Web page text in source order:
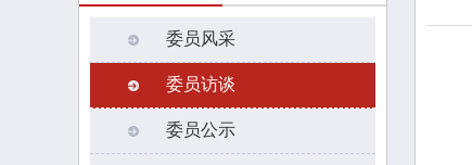
委员风采
委员访谈
委员公示